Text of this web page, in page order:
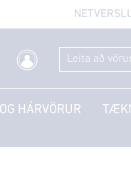
HÁRVÖRUR